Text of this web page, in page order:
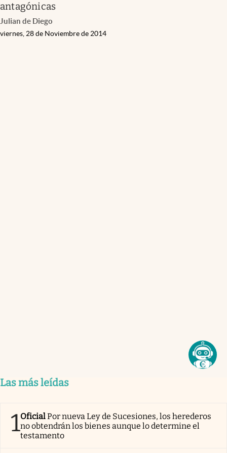
antagónicas
Julian de Diego
viernes, 28 de Noviembre de 2014
Las más leídas
1OficialPor nueva Ley de Sucesiones, los herederos
no obtendrán los bienes aunque lo determine el
testamento